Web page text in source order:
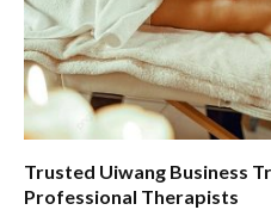
Trusted Uiwang Business
Professional Therapists